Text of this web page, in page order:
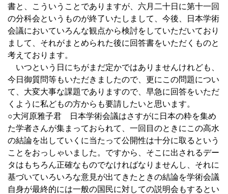
書と、こういうことでありますが、六月二十日に第十一回
の分科会というものが終了いたしまして、今後、日本学術
会議においていろんな観点から検討をしていただいており
まして、それがまとめられた後に回答書をいただくものと
考えております。
いつという日にちがまだ定かではありませんけれども、
今日御質問等もいただきましたので、更にこの問題につい
て、大変大事な課題でありますので、早急に回答をいただ
くように私どもの方からも要請したいと思います。
○大河原雅子君 日本学術会議はさすがに日本の粋を集め
た学者さんが集まっておられて、一回目のときにこの高水
の結論を出していくに当たって公開性は十分に取るという
ことをおっしゃいました。ですから、そこに出されるデー
タはもちろん正確なものでなければなりませんし、それに
基づいていろいろな意見が出てきたときの結論を学術会議
自身が最終的には一般の国民に対しての説明会もするとい